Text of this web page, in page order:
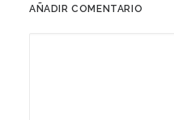
AÑADIR COMENTARIO